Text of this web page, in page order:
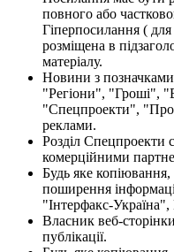
повного або
Гіперпосилання (
розміщена в
матеріалу.
Новини з
"Регіони", "Гроші",
"Спецпроекти",
реклами.
Розділ Спецпроекти
комерційними
Будь яке
поширення
"Інтерфакс-
Власник веб-
публікації.